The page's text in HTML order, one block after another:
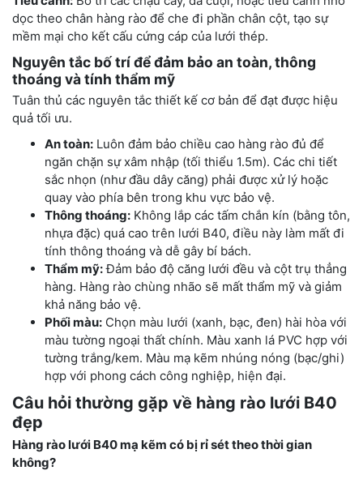
dọc theo chân hàng rào để che đi phần chân cột, tạo sự
mềm mại cho kết cấu cứng cáp của lưới thép.
Nguyên tắc bố trí để đảm bảo an toàn, thông
thoáng và tính thẩm mỹ
Tuân thủ các nguyên tắc thiết kế cơ bản để đạt được hiệu
quả tối ưu.
An toàn: Luôn đảm bảo chiều cao hàng rào đủ để
ngăn chặn sự xâm nhập (tối thiểu 1.5m). Các chi tiết
sắc nhọn (như đầu dây căng) phải được xử lý hoặc
quay vào phía bên trong khu vực bảo vệ.
Thông thoáng: Không lắp các tấm chắn kín (bằng tôn,
nhựa đặc) quá cao trên lưới B40, điều này làm mất đi
tính thông thoáng và dễ gây bí bách.
Thẩm mỹ:Đảm bảo độ căng lưới đều và cột trụ thẳng
hàng. Hàng rào chùng nhão sẽ mất thẩm mỹ và giảm
khả năng bảo vệ.
Phối màu: Chọn màu lưới (xanh, bạc, đen) hài hòa với
màu tường ngoại thất chính. Màu xanh lá PVC hợp với
tường trắng/kem. Màu mạ kẽm nhúng nóng (bạc/ghi)
hợp với phong cách công nghiệp, hiện đại.
Câu hỏi thường gặp về hàng rào lưới B40
đẹp
Hàng rào lưới B40 mạ kẽm có bị rỉ sét theo thời gian
không?